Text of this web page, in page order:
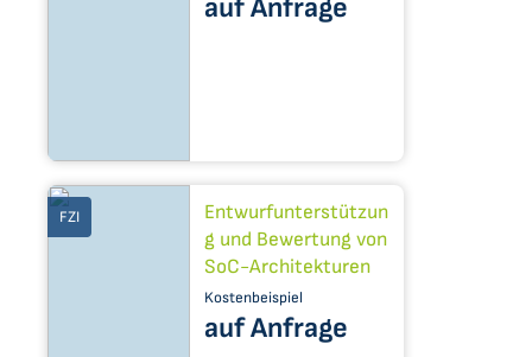
auf Anfrage
FZI
Entwurfunterstützun
g und Bewertung von
SoC-Architekturen
Kostenbeispiel
auf Anfrage